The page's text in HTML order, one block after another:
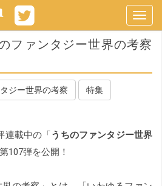
ファンタジー世界の考察
ジー世界の考察 特集
連載中の「うちのファンタジー世界
107弾を公開！